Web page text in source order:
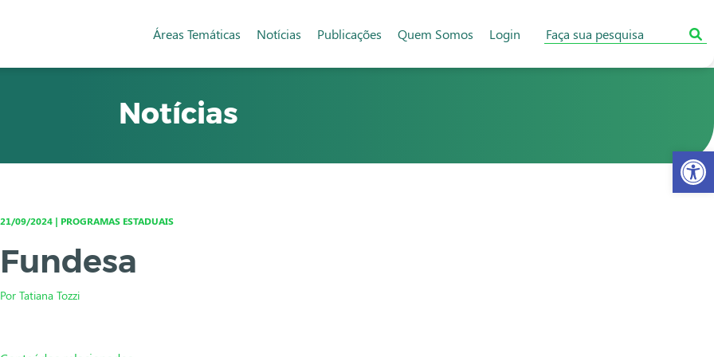
Áreas Temáticas Notícias Publicações Quem Somos Login
Notícias
21/09/2024 | PROGRAMAS ESTADUAIS
Fundesa
Por Tatiana Tozzi